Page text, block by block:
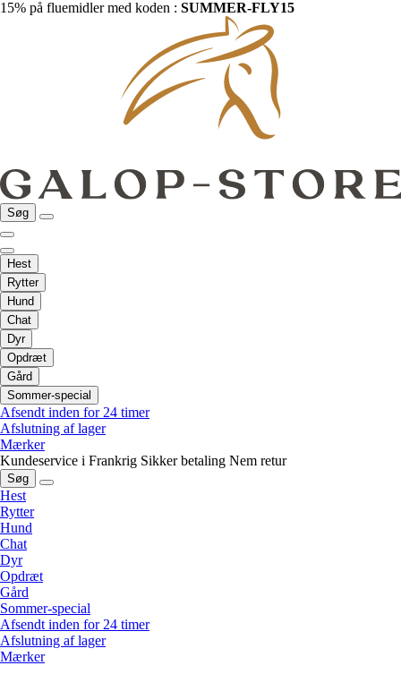
15% på fluemidler med koden : SUMMER-FLY15
Søg
Hest
Rytter
Hund
Chat
Dyr
Opdræt
Gård
Sommer-special
Afsendt inden for 24 timer
Afslutning af lager
Mærker
Kundeservice i Frankrig Sikker betaling Nem retur
Søg
Hest
Rytter
Hund
Chat
Dyr
Opdræt
Gård
Sommer-special
Afsendt inden for 24 timer
Afslutning af lager
Mærker